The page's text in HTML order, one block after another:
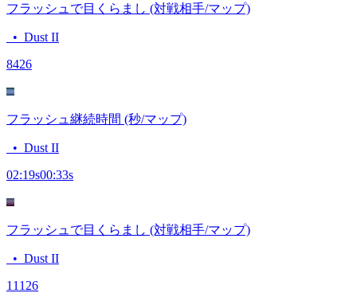
フラッシュで目くらまし (対戦相手/マップ)
• Dust II
8426
フラッシュ継続時間 (秒/マップ)
• Dust II
02:19s00:33s
フラッシュで目くらまし (対戦相手/マップ)
• Dust II
111 26